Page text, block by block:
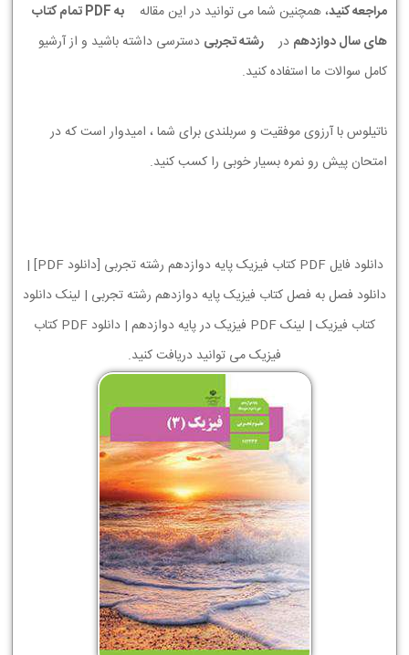
مراجعه کنید، همچنین شما می توانید در این مقاله
به PDF تمام کتاب
های سال دوازدهم در رشته تجربی دسترسی داشته باشید و از آرشیو
کامل سوالات ما استفاده کنید.
ناتیلوس با آرزوی موفقیت و سربلندی برای شما ، امیدوار است که در
امتحان پیش رو نمره بسیار خوبی را کسب کنید.
دانلود فایل PDF کتاب فیزیک پایه دوازدهم رشته تجربی [دانلود PDF] |
دانلود فصل به فصل کتاب فیزیک پایه دوازدهم رشته تجربی | لینک دانلود
کتاب فیزیک | لینک PDF فیزیک در پایه دوازدهم | دانلود PDF کتاب
فیزیک می توانید دریافت کنید.